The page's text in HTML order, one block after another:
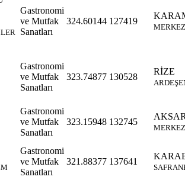
Gastronomi
ve Mutfak
Sanatları
324.60144 127419
MERKEZ
Gastronomi
ve Mutfak
Sanatları
323.74877 130528
RİZE
Gastronomi
ve Mutfak
Sanatları
323.15948 132745
MERKEZ
Gastronomi
ve Mutfak
Sanatları
321.88377 137641